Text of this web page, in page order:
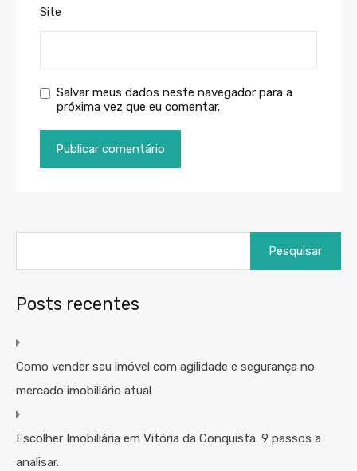
Site
Salvar meus dados neste navegador para a
próxima vez que eu comentar.
Posts recentes
Como vender seu imóvel com agilidade e segurança no
mercado imobiliário atual
Escolher Imobiliária em Vitória da Conquista. 9 passos a
analisar.